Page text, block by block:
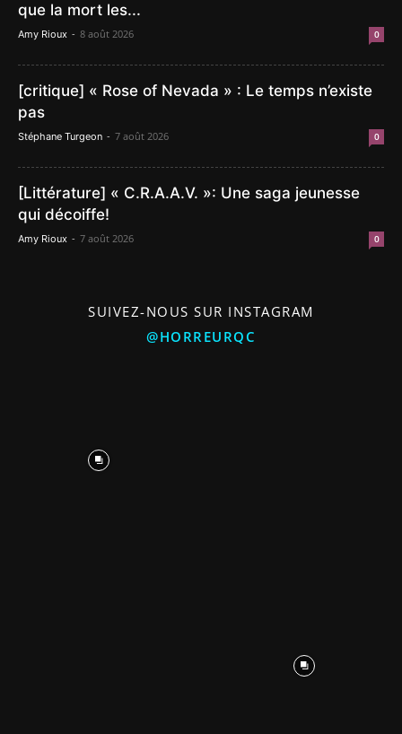
que la mort les...
Amy Rioux - 8 août 2026 0
[critique] « Rose of Nevada » : Le temps n’existe
pas
Stéphane Turgeon - 7 août 2026 0
[Littérature] « C.R.A.A.V. »: Une saga jeunesse
qui décoiffe!
Amy Rioux - 7 août 2026 0
SUIVEZ-NOUS SUR INSTAGRAM
@HORREURQC